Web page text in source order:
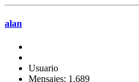
alan
Usuario
Mensajes: 1,689